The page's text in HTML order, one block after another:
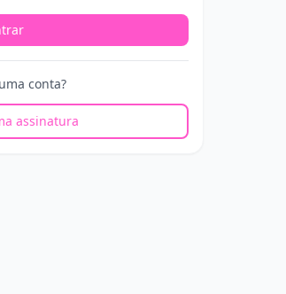
conta?
assinatura